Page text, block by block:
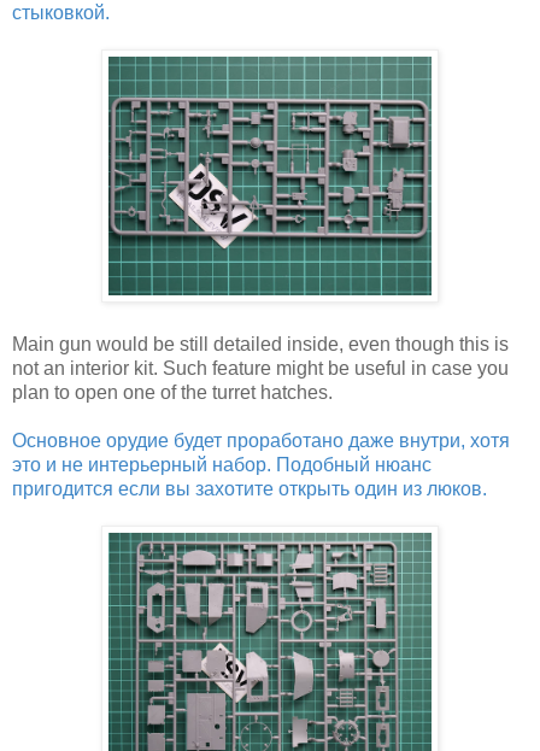
стыковкой.
Main gun would be still detailed inside, even though this is
not an interior kit. Such feature might be useful in case you
plan to open one of the turret hatches.
Основное орудие будет проработано даже внутри, хотя
это и не интерьерный набор. Подобный нюанс
пригодится если вы захотите открыть один из люков.